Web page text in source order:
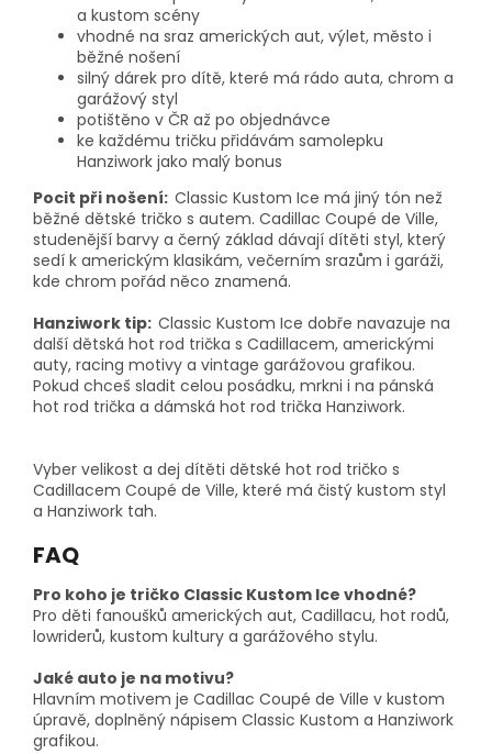
a kustom scény
vhodné na sraz amerických aut, výlet, město i
běžné nošení
silný dárek pro dítě, které má rádo auta, chrom a
garážový styl
potištěno v ČR až po objednávce
ke každému tričku přidávám samolepku
Hanziwork jako malý bonus
Pocit při nošení: Classic Kustom Ice má jiný tón než
běžné dětské tričko s autem. Cadillac Coupé de Ville,
studenější barvy a černý základ dávají dítěti styl, který
sedí k americkým klasikám, večerním srazům i garáži,
kde chrom pořád něco znamená.
Hanziwork tip: Classic Kustom Ice dobře navazuje na
další dětská hot rod trička s Cadillacem, americkými
auty, racing motivy a vintage garážovou grafikou.
Pokud chceš sladit celou posádku, mrkni i na pánská
hot rod trička a dámská hot rod trička Hanziwork.
Vyber velikost a dej dítěti dětské hot rod tričko s
Cadillacem Coupé de Ville, které má čistý kustom styl
a Hanziwork tah.
FAQ
Pro koho je tričko Classic Kustom Ice vhodné?
Pro děti fanoušků amerických aut, Cadillacu, hot rodů,
lowriderů, kustom kultury a garážového stylu.
Jaké auto je na motivu?
Hlavním motivem je Cadillac Coupé de Ville v kustom
úpravě, doplněný nápisem Classic Kustom a Hanziwork
grafikou.